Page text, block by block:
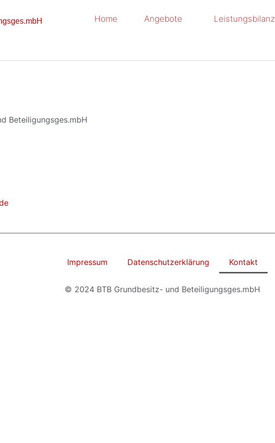
Home Angebote Leistungsbilanz
Beteiligungsges.mbH
Impressum Datenschutzerklärung Kontakt
© 2024 BTB Grundbesitz- und Beteiligungsges.mbH